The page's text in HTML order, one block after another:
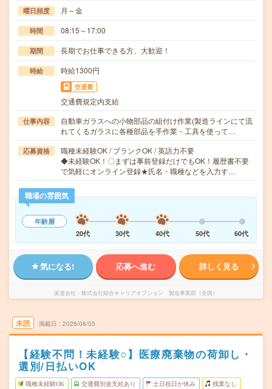
曜日頻度 月～金
時間 08:15～17:00
期間 長期でお仕事できる方、大歓迎！
時給 時給1300円
交通費
交通費規定内支給
仕事内容
自動車ガラスへの小物部品の組付け作業(製造ラインにて流
れてくるガラスに各種部品を手作業・工具を使って…
応募資格
職種未経験OK / ブランクOK / 英語力不要
◆未経験OK！〇まずは事前登録だけでもOK！履歴書不要
で気軽にオンライン登録★氏名・職種などを入力す…
職場の雰囲気
年齢層
20代
30代 40代 50代 60代
気になる! 応募へ進む 詳しく見る
派遣会社 株式会社綜合キャリアオプション 製造事業部（全国）
未読 掲載日 2026/08/05
【経験不問！未経験○】医療廃棄物の荷卸し・
選別/日払いOK
職種未経験OK 交通費別途支給あり 土日祝日が休み 残業なし